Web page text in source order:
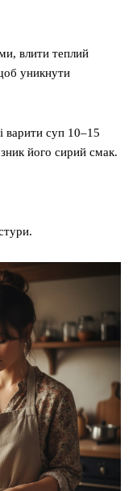
влити теплий
уникнути
суп 10–15
його сирий смак.